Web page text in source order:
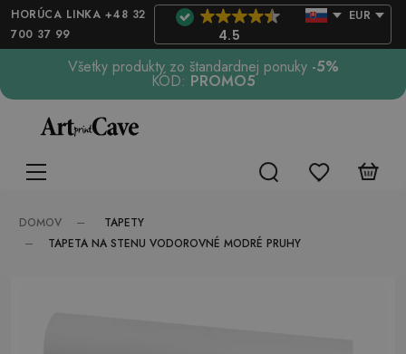
HORÚCA LINKA +48 32
700 37 99
4.5
EUR
Všetky produkty zo štandardnej ponuky -5%
KÓD: PROMO5
DOMOV
TAPETY
TAPETA NA STENU VODOROVNÉ MODRÉ PRUHY